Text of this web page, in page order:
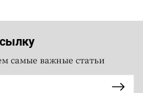
самые важные статьи